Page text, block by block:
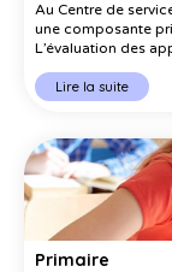
Au Centre de
une composante
L’évaluation des
Lire la suite
Primaire